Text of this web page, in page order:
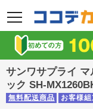
メニュー
サンワサプライ マ
ック SH-
無料配送商品 お客様